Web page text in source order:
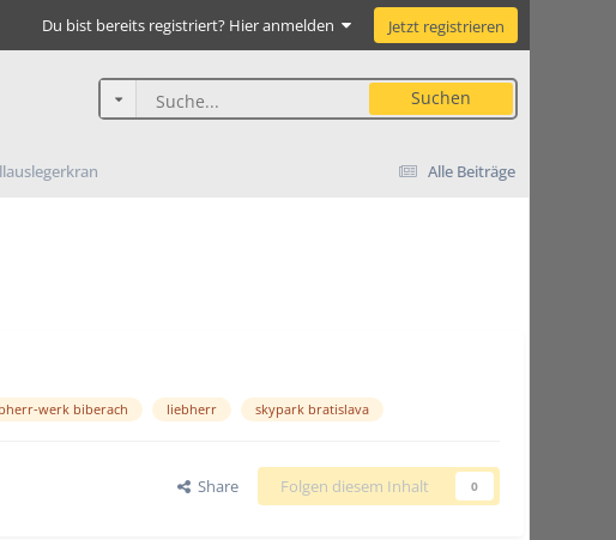
Du bist bereits registriert? Hier anmelden Jetzt registrieren
Suchen
Alle Beiträge
werk biberach liebherr skypark bratislava
Share Folgen diesem Inhalt 0